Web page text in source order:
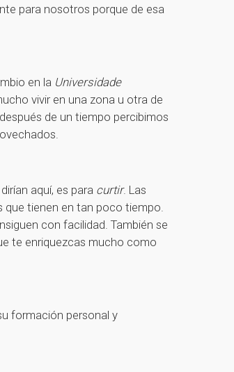
para nosotros porque de esa
en la Universidade
vivir en una zona u otra de
de un tiempo percibimos
aquí, es para curtir. Las
que tienen en tan poco tiempo.
con facilidad. También se
te enriquezcas mucho como
formación personal y